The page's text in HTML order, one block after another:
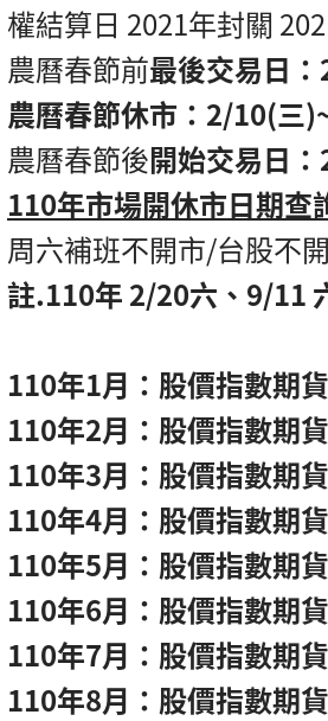
權結算日 2021年封關
農曆春節前最後交易日
農曆春節休市：2/10(三
農曆春節後開始交易日
110年市場開休市日期查
周六補班不開市/台股不
註.110年 2/20六、9/11
110年1月：股價指數期
110年2月：股價指數期
110年3月：股價指數期
110年4月：股價指數期
110年5月：股價指數期
110年6月：股價指數期
110年7月：股價指數期
110年8月：股價指數期